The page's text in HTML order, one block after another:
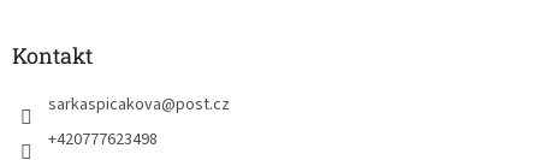
Kontakt
sarkaspicakova@post.cz
+420777623498